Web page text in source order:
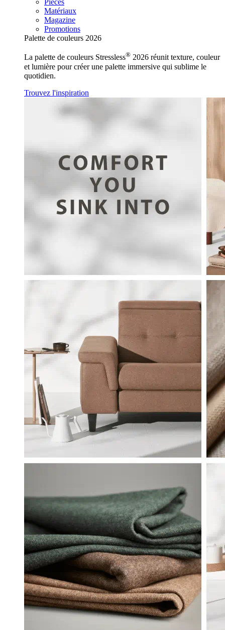
Pièces
Matériaux
Magazine
Promotions
Palette de couleurs 2026
La palette de couleurs Stressless® 2026 réunit texture, couleur
et lumière pour créer une palette immersive qui sublime le
quotidien.
Trouvez l'inspiration